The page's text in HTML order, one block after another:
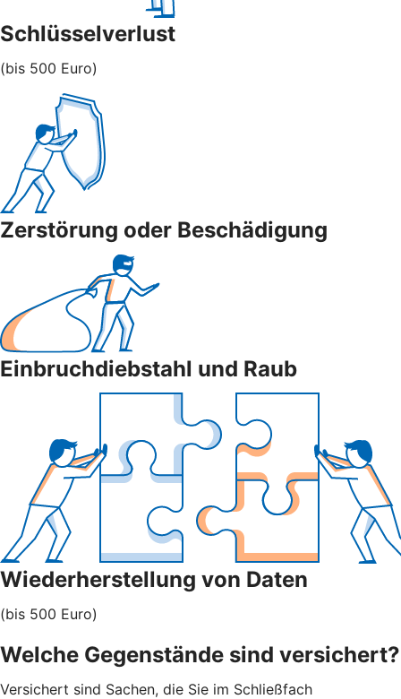
Schlüsselverlust
(bis 500 Euro)
Zerstörung oder Beschädigung
Einbruchdiebstahl und Raub
Wiederherstellung von Daten
(bis 500 Euro)
Welche Gegenstände sind versichert?
Versichert sind Sachen, die Sie im Schließfach